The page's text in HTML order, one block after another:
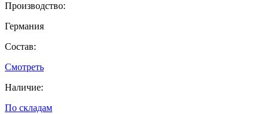
Производство:
Германия
Состав:
Смотреть
Наличие:
По складам